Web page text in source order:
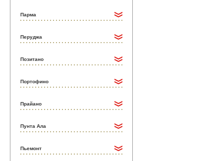
Парма
Перуджа
Позитано
Портофино
Прайано
Пунта Ала
Пьемонт